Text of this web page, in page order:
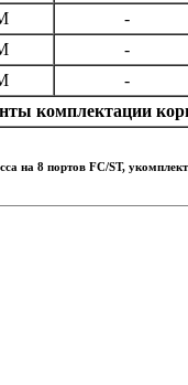
-
-
-
комплектации
на 8 портов FC/ST,